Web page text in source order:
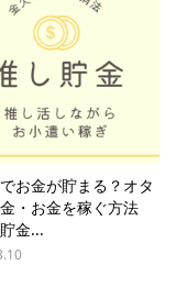
お金が貯まる？オタ
・お金を稼ぐ方法
貯金...